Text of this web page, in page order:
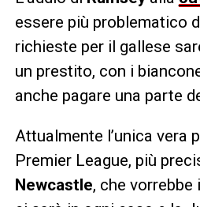
essere più problematico
richieste per il gallese
un prestito, con i
anche pagare una parte
Attualmente l’unica vera
Premier League, più
Newcastle, che vorrebbe